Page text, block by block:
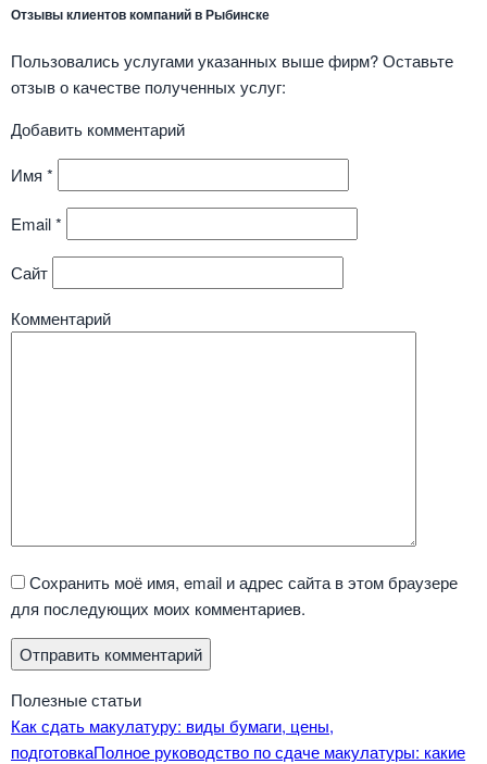
Отзывы клиентов компаний в Рыбинске
Пользовались услугами указанных выше фирм? Оставьте
отзыв о качестве полученных услуг:
Добавить комментарий
Имя *
Email*
Сайт
Комментарий
Сохранить моё имя, email и адрес сайта в этом браузере
для последующих моих комментариев.
Полезные статьи
Как сдать макулатуру: виды бумаги, цены,
подготовкаПолное руководство по сдаче макулатуры: какие